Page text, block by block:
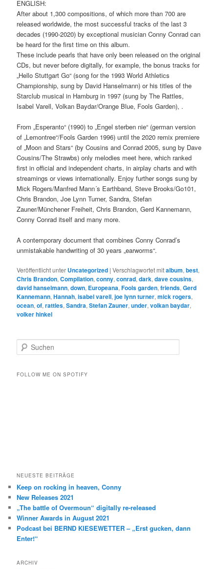
ENGLISH:
After about 1,300 compositions, of which more than 700 are
released worldwide, the most successful tracks of the last 3
decades (1990-2020) by exceptional musician Conny Conrad can
be heard for the first time on this album.
These include pearls that have only been released on the original
CDs, but never before digitally, for example, the bonus tracks for
„Hello Stuttgart Go“ (song for the 1993 World Athletics
Championship, sung by David Hanselmann) or his titles of the
Starclub musical in Hamburg in 1997 (sung by The Rattles,
Isabel Varell, Volkan Baydar/Orange Blue, Fools Garden), .
From „Esperanto“ (1990) to „Engel sterben nie“ (german version
of „Lemontree“/Fools Garden 1996) until the 2020 remix premiere
of „Moon and Stars“ (by Cousins and Conrad 2005, sung by Dave
Cousins/The Strawbs) only melodies meet here, which ranked
first in official and independent charts, in airplay charts and with
streamings or views internationally. Enjoy further songs sung by
Mick Rogers/Manfred Mann´s Earthband, Steve Brooks/Go101,
Chris Brandon, Joe Lynn Turner, Sandra, Stefan
Zauner/Münchener Freiheit, Chris Brandon, Gerd Kannemann,
Conny Conrad itself and many more.
A contemporary document that combines Conny Conrad’s
unmistakable handwriting of 30 years „earworms“.
Veröffentlicht unter Uncategorized |Verschlagwortet mitalbum,best,
Chris Brandon,Compilation,conny,conrad,dark,dave cousins,
david hanselmann,down, Europeana,Fools garden,friends,Gerd
Kannemann,Hannah,isabel varell,joe lynn turner,mick rogers,
ocean,of,rattles,Sandra,Stefan Zauner,under,volkan baydar,
volker hinkel
u
h
FOLLOW ME ON SPOTIFY
NEUESTE BEITRÄGE
Keep on rocking in heaven, Conny
New Releases 2021
„The battle of Overmoun“ digitally re-released
Winner Awards in August 2021
Podcast bei BERND KIESEWETTER – „Erst gucken, dann
Enter!“
ARCHIV